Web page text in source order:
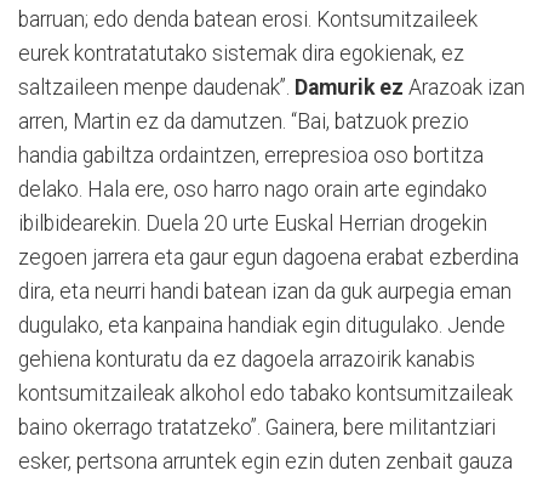
barruan; edo denda batean erosi. Kontsumitzaileek
eurek kontratatutako sistemak dira egokienak, ez
saltzaileen menpe daudenak”. Damurik ez Arazoak izan
arren, Martin ez da damutzen. “Bai, batzuok prezio
handia gabiltza ordaintzen, errepresioa oso bortitza
delako. Hala ere, oso harro nago orain arte egindako
ibilbidearekin. Duela 20 urte Euskal Herrian drogekin
zegoen jarrera eta gaur egun dagoena erabat ezberdina
dira, eta neurri handi batean izan da guk aurpegia eman
dugulako, eta kanpaina handiak egin ditugulako. Jende
gehiena konturatu da ez dagoela arrazoirik kanabis
kontsumitzaileak alkohol edo tabako kontsumitzaileak
baino okerrago tratatzeko”. Gainera, bere militantziari
esker, pertsona arruntek egin ezin duten zenbait gauza